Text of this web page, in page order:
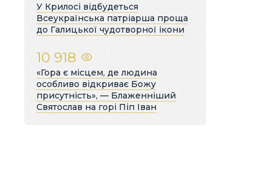
У Крилосі відбудеться
Всеукраїнська патріарша проща
до Галицької чудотворної ікони
10 918
«Гора є місцем, де людина
особливо відкриває Божу
присутність», — Блаженніший
Святослав на горі Піп Іван